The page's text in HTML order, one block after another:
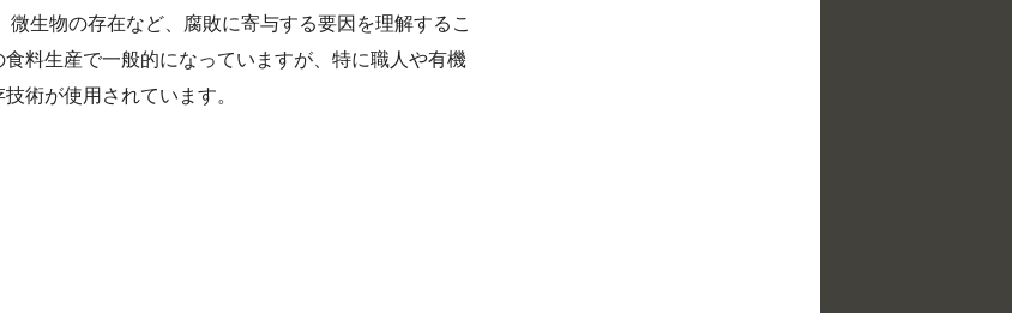
生物の存在など、腐敗に寄与する要因を理解するこ
料生産で一般的になっていますが、特に職人や有機
術が使用されています。